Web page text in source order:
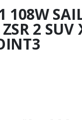
108W
2 SUV